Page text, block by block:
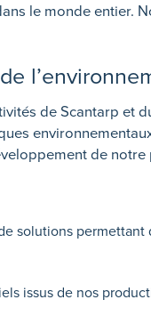
le monde entier.
de Scantarp et
de
solutions permettant
issus de nos